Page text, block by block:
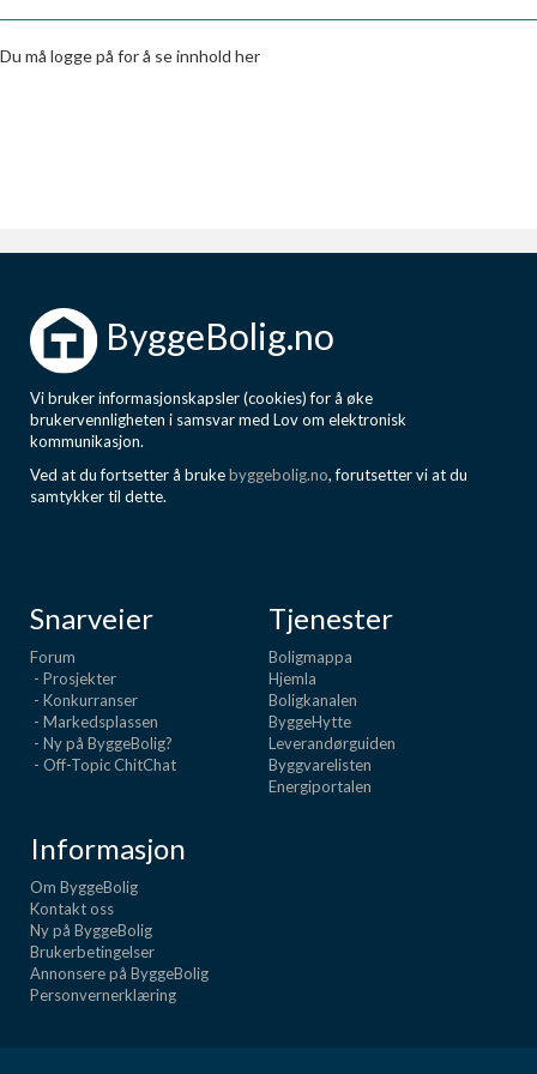
Boligmappa+
Få mer ut av Boligmappa
Du må logge på for å se innhold her
ByggeBolig.no
Vi bruker informasjonskapsler (cookies) for å øke
brukervennligheten i samsvar med Lov om elektronisk
kommunikasjon.
Ved at du fortsetter å brukebyggebolig.no, forutsetter vi at du
samtykker til dette.
Snarveier
Forum
- Prosjekter
- Konkurranser
- Markedsplassen
- Ny på ByggeBolig?
- Off-Topic ChitChat
Tjenester
Boligmappa
Hjemla
Boligkanalen
ByggeHytte
Leverandørguiden
Byggvarelisten
Energiportalen
Informasjon
Om ByggeBolig
Kontakt oss
Ny på ByggeBolig
Brukerbetingelser
Annonsere på ByggeBolig
Personvernerklæring